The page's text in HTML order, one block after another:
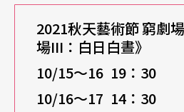
2021秋天藝術節窮劇
場III ：白日白晝》
10/15～16 19 ：30
10/16～17 14 ：30